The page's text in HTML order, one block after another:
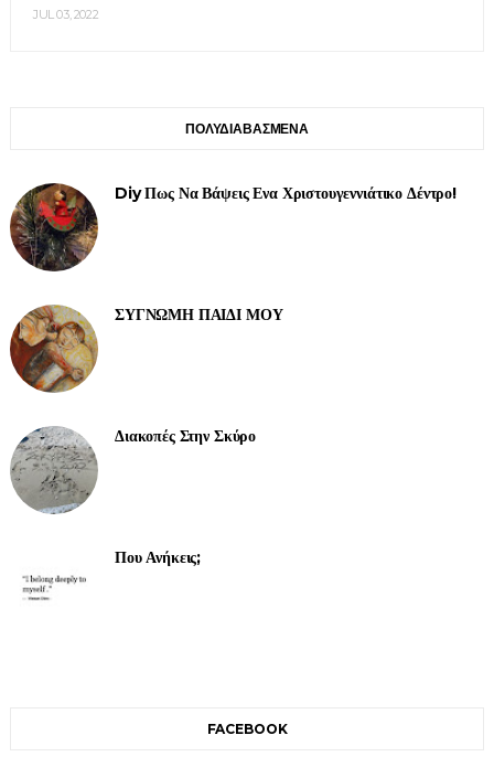
JUL 03, 2022
ΠΟΛΥΔΙΑΒΑΣΜΕΝΑ
Diy Πως Να Βάψεις Ενα Χριστουγεννιάτικο Δέντρο!
ΣΥΓΝΩΜΗ ΠΑΙΔΙ ΜΟΥ
Διακοπές Στην Σκύρο
Που Ανήκεις;
FACEBOOK